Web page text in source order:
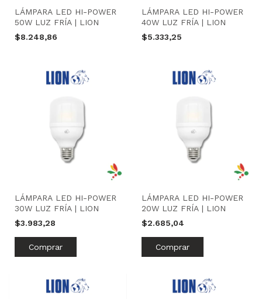
LÁMPARA LED HI-POWER
50W LUZ FRÍA | LION
$8.248,86
LÁMPARA LED HI-POWER
40W LUZ FRÍA | LION
$5.333,25
LÁMPARA LED HI-POWER
30W LUZ FRÍA | LION
$3.983,28
LÁMPARA LED HI-POWER
20W LUZ FRÍA | LION
$2.685,04